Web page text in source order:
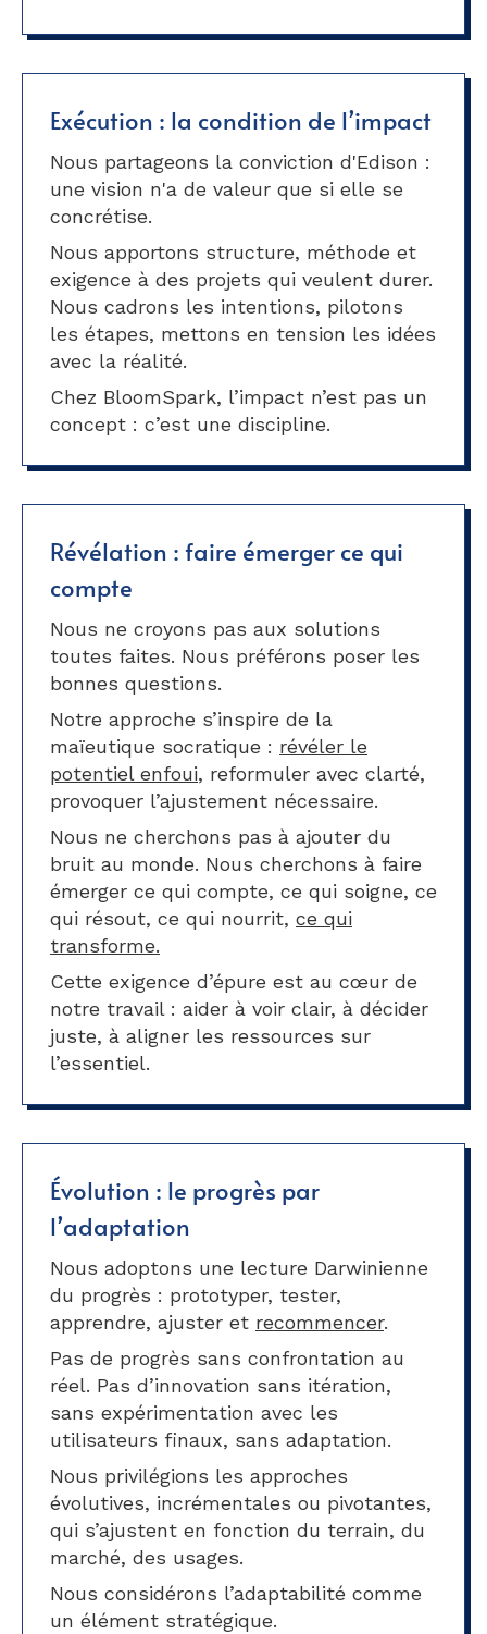
Exécution : la condition de l’impact
Nous partageons la conviction d'Edison :
une vision n'a de valeur que si elle se
concrétise.
Nous apportons structure, méthode et
exigence à des projets qui veulent durer.
Nous cadrons les intentions, pilotons
les étapes, mettons en tension les idées
avec la réalité.
Chez BloomSpark, l’impact n’est pas un
concept : c’est une discipline.
Révélation : faire émerger ce qui
compte
Nous ne croyons pas aux solutions
toutes faites. Nous préférons poser les
bonnes questions.
Notre approche s’inspire de la
maïeutique socratique : révéler le
potentiel enfoui, reformuler avec clarté,
provoquer l’ajustement nécessaire.
Nous ne cherchons pas à ajouter du
bruit au monde. Nous cherchons à faire
émerger ce qui compte, ce qui soigne, ce
qui résout, ce qui nourrit, ce qui
transforme.
Cette exigence d’épure est au cœur de
notre travail : aider à voir clair, à décider
juste, à aligner les ressources sur
l’essentiel.
Évolution : le progrès par
l’adaptation
Nous adoptons une lecture Darwinienne
du progrès : prototyper, tester,
apprendre, ajuster et recommencer.
Pas de progrès sans confrontation au
réel. Pas d’innovation sans itération,
sans expérimentation avec les
utilisateurs finaux, sans adaptation.
Nous privilégions les approches
évolutives, incrémentales ou pivotantes,
qui s’ajustent en fonction du terrain, du
marché, des usages.
Nous considérons l’adaptabilité comme
un élément stratégique.